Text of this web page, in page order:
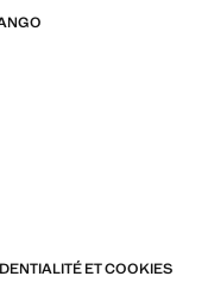
ET COOKIES